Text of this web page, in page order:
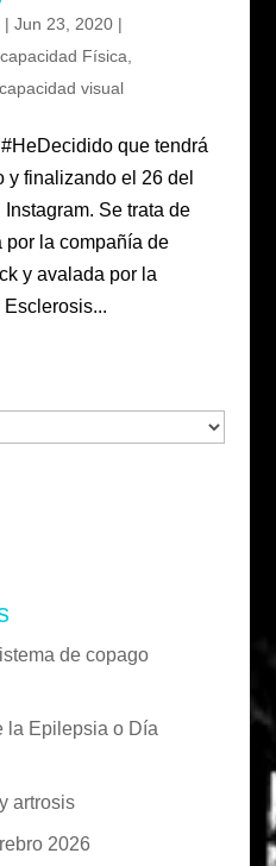
| Jun 23, 2020|
Física
visual
que tendrá
finalizando el 26 del
Se trata de
por la compañía de
y avalada por la
de copago
la Epilepsia o Día
artrosis
2026